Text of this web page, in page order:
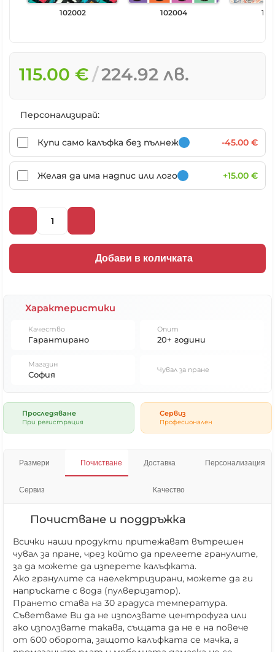
102002 102004
115.00 € 224.92 лв.
Персонализирай:
Купи само калъфка без пълнеж -45.00 €
Желая да има надпис или лого +15.00 €
Добави в количката
Характеристики
Качество
Гарантирано
Опит
20+ години
Магазин
София Чувал за пране
Проследяване
При регистрация
Сервиз
Професионален
Размери Почистване Доставка Персонализация
Сервиз Качество
Почистване и поддръжка
Всички наши продукти притежават вътрешен
чувал за пране, чрез който да прелеете гранулите,
за да можете да изперете калъфката.
Ако гранулите са наелектризирани, можете да ги
напръскате с вода (пулверизатор).
Прането става на 30 градуса температура.
Съветваме Ви да не използвате центрофуга или
ако използвате такава, същата да не е на повече
от 600 оборота, защото калъфката се мачка, а